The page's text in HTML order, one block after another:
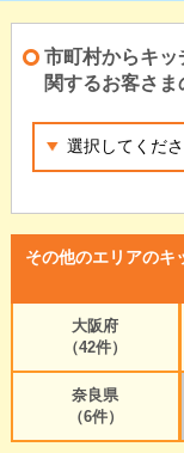
市町村からキッ
関するお客さま
その他のエリアのキ
大阪府
（42件）
奈良県
（6件）